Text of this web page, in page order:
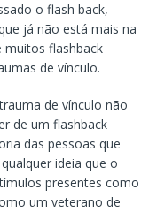
o flash back,
já não está mais na
muitos flashback
de vínculo.
de vínculo não
de um flashback
das pessoas que
ideia que o
presentes como
um veterano de